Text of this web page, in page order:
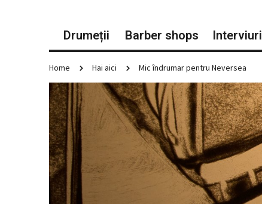
Drumeții Barber shops Interviuri
Home Hai aici Mic îndrumar pentru Neversea